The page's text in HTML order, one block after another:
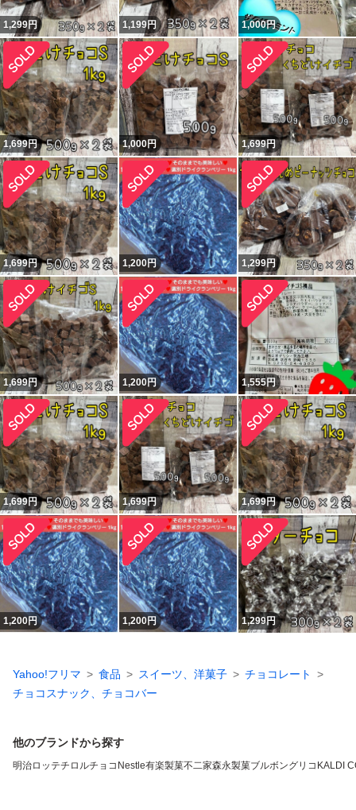
1,299円 1,199円 1,000円
1,699円 1,000円 1,699円
1,699円 1,200円 1,299円
1,699円 1,200円 1,555円
1,699円 1,699円 1,699円
1,200円 1,200円 1,299円
Yahoo!フリマ 食品 スイーツ、洋菓子
チョコレート
チョコスナック、チョコバー
他のブランドから探す
明治ロッテチロルチョコ Nestle有楽製菓不二家森永製菓ブルボングリコ KALDI